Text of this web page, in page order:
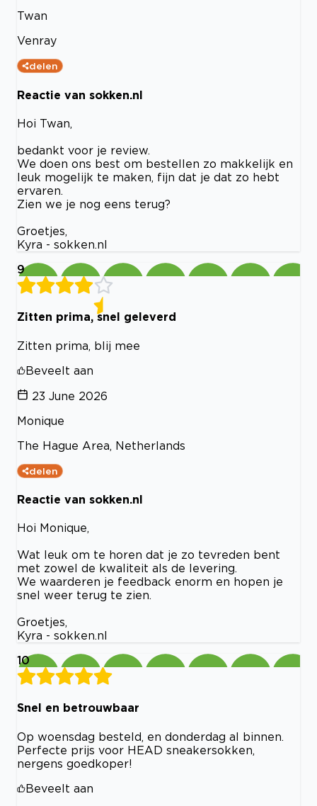
Twan
Venray
delen
Reactie van sokken.nl
Hoi Twan,
bedankt voor je review.
We doen ons best om bestellen zo makkelijk en
leuk mogelijk te maken, fijn dat je dat zo hebt
ervaren.
Zien we je nog eens terug?
Groetjes,
Kyra - sokken.nl
9
Zitten prima, snel geleverd
Zitten prima, blij mee
Beveelt aan
23 June 2026
Monique
The Hague Area, Netherlands
delen
Reactie van sokken.nl
Hoi Monique,
Wat leuk om te horen dat je zo tevreden bent
met zowel de kwaliteit als de levering.
We waarderen je feedback enorm en hopen je
snel weer terug te zien.
Groetjes,
Kyra - sokken.nl
10
Snel en betrouwbaar
Op woensdag besteld, en donderdag al binnen.
Perfecte prijs voor HEAD sneakersokken,
nergens goedkoper!
Beveelt aan